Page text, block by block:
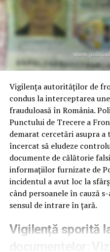
„Darius, Cristi, prin
voastră, nu doar că ați
întregii comunități că sub
dedicați și empatici”, au
Această misiune reușită
transformându-se, în
esențial de salvare a vieții.
Vigilența autorităților de
condus la interceptarea
frauduloasă în România.
Punctului de Trecere a
demarat cercetări asupra a
încercat să eludeze
documente de călătorie
informațiilor furnizate de
incidentul a avut loc la
când persoanele în cauză
sensul de intrare în țară.
Vigilență sporită